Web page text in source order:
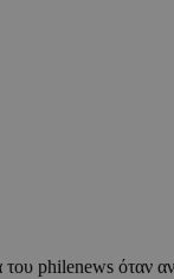
philenews όταν